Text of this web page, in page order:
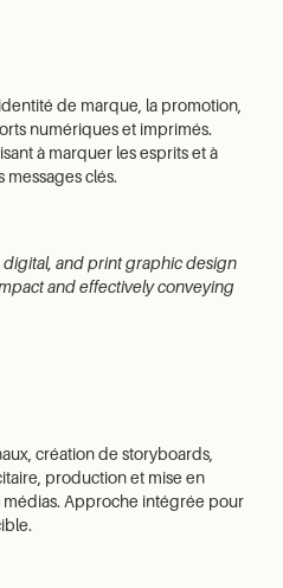
de marque, la promotion,
numériques et imprimés.
à marquer les esprits et à
clés.
and print graphic design
and effectively conveying
création de storyboards,
production et mise en
Approche intégrée pour